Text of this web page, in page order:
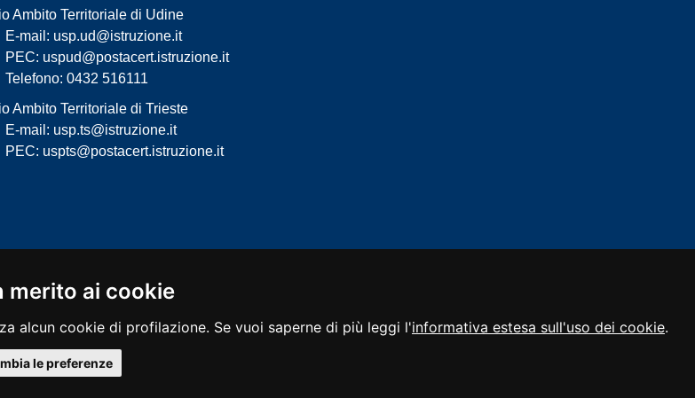
merito ai cookie
alcun cookie di profilazione. Se vuoi saperne di più leggi l'informativa estesa sull'uso dei cookie.
le preferenze
Ambito Territoriale di Udine
E-mail: usp.ud@istruzione.it
PEC: uspud@postacert.istruzione.it
Telefono: 0432 516111
Ambito Territoriale di Trieste
E-mail: usp.ts@istruzione.it
PEC: uspts@postacert.istruzione.it
legali
Mappa del sito